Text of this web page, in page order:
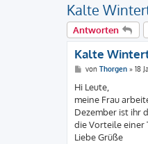
Kalte
Antworten
Kalte
B
i
t
r
a
g
von Thorgen» 18
Hi Leute,
meine Frau
Dezember ist ihr
die Vorteile einer
Liebe Grüße